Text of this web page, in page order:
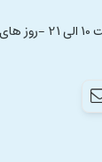
از شنبه تا پنج شنبه